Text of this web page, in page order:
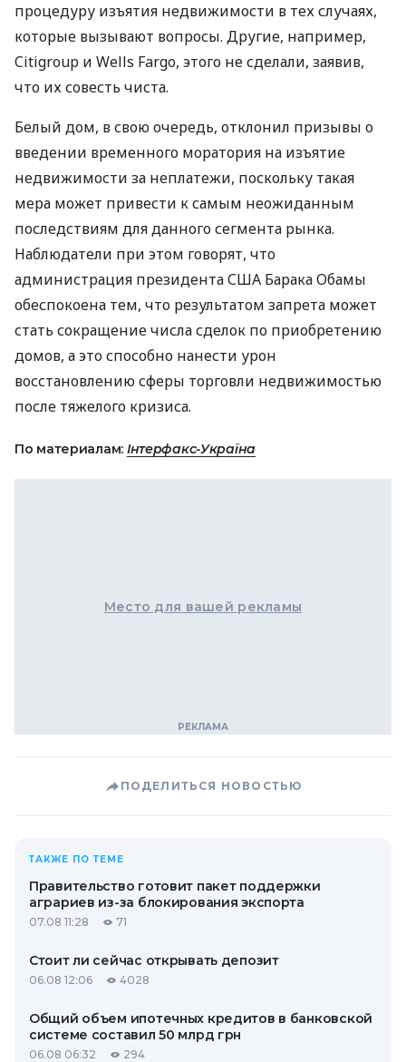
процедуру изъятия недвижимости в тех случаях,
которые вызывают вопросы. Другие, например,
Citigroup и Wells Fargo, этого не сделали, заявив,
что их совесть чиста.
Белый дом, в свою очередь, отклонил призывы о
введении временного моратория на изъятие
недвижимости за неплатежи, поскольку такая
мера может привести к самым неожиданным
последствиям для данного сегмента рынка.
Наблюдатели при этом говорят, что
администрация президента США Барака Обамы
обеспокоена тем, что результатом запрета может
стать сокращение числа сделок по приобретению
домов, а это способно нанести урон
восстановлению сферы торговли недвижимостью
после тяжелого кризиса.
По материалам: Інтерфакс-Україна
Место для вашей рекламы
ПОДЕЛИТЬСЯ НОВОСТЬЮ
ТАКЖЕ ПО ТЕМЕ
Правительство готовит пакет поддержки
аграриев из-за блокирования экспорта
07.08 11:28 71
Стоит ли сейчас открывать депозит
06.08 12:06 4028
Общий объем ипотечных кредитов в банковской
системе составил 50 млрд грн
06.08 06:32 294